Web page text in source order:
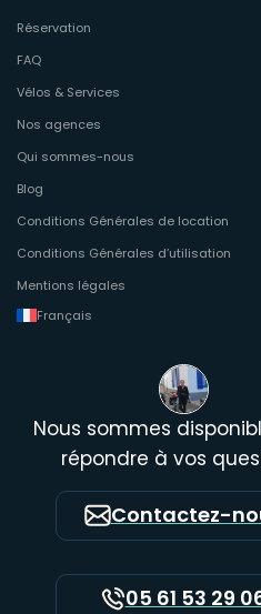
Réservation
FAQ
Vélos & Services
Nos agences
Qui sommes-nous
Blog
Conditions Générales de location
Conditions Générales d’utilisation
Mentions légales
Français
Nous sommes
répondre à vos
Contactez-
05 61 53 29